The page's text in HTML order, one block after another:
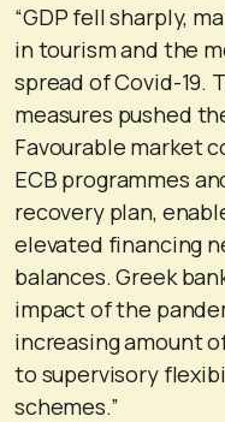
“GDP fell sharply,
in tourism and the
spread of Covid-19.
measures pushed
Favourable market
ECB programmes
recovery plan,
elevated financing
balances. Greek
impact of the
increasing amount
to supervisory
schemes.”